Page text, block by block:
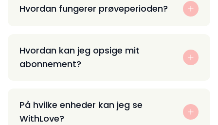
Hvordan fungerer prøveperioden?
Hvordan kan jeg opsige mit
abonnement?
På hvilke enheder kan jeg se
WithLove?